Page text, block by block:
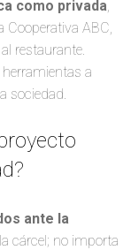
como privada
Cooperativa ABC,
restaurante.
a
sociedad.
ante la
cárcel; no importa